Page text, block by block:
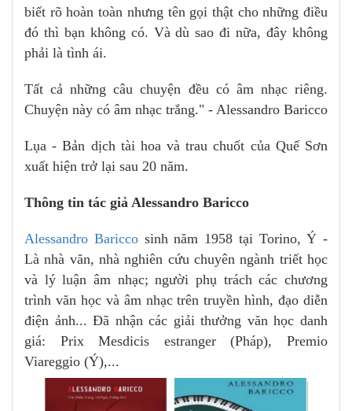
biết rõ hoàn toàn nhưng tên gọi thật cho những điều
đó thì bạn không có. Và dù sao đi nữa, đây không
phải là tình ái.
Tất cả những câu chuyện đều có âm nhạc riêng.
Chuyện này có âm nhạc trắng." - Alessandro Baricco
Lụa - Bản dịch tài hoa và trau chuốt của Quế Sơn
xuất hiện trở lại sau 20 năm.
Thông tin tác giả Alessandro Baricco
Alessandro Bariccosinh năm 1958 tại Torino, Ý -
Là nhà văn, nhà nghiên cứu chuyên ngành triết học
và lý luận âm nhạc; người phụ trách các chương
trình văn học và âm nhạc trên truyền hình, đạo diễn
điện ảnh... Đã nhận các giải thưởng văn học danh
giá: Prix Mesdicis estranger (Pháp), Premio
Viareggio (Ý),...